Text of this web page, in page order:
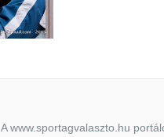
A www.sportagvalaszto.hu